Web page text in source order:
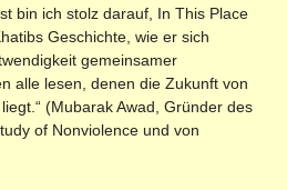
bin ich stolz darauf, In This Place
Geschichte, wie er sich
gemeinsamer
alle lesen, denen die Zukunft von
(Mubarak Awad, Gründer des
of Nonviolence und von